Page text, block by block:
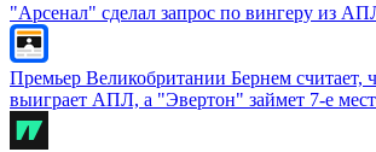
"Арсенал" сделал запрос по вингеру из
Премьер Великобритании Бернем
выиграет АПЛ, а "Эвертон" займет 7-е